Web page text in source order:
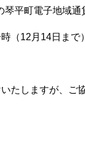
平町電子地域通
（12月14日まで
しますが、ご協